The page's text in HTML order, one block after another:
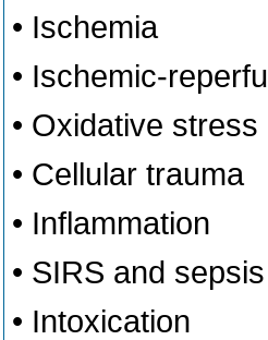
• Ischemia
• Ischemic-
• Oxidative stress
• Cellular trauma
• Inflammation
• SIRS and sepsis
• Intoxication